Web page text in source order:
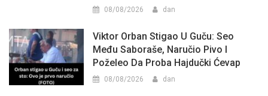
08/08/2026 dan
Viktor Orban Stigao U Guču: Seo
Među Saboraše, Naručio Pivo I
Poželeo Da Proba Hajdučki Ćevap
08/08/2026 dan